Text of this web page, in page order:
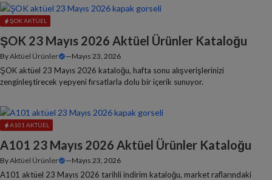
ŞOK AKTÜEL
ŞOK 23 Mayıs 2026 Aktüel Ürünler Kataloğu
ByAktüel Ürünler —Mayıs 23, 2026
ŞOK aktüel 23 Mayıs 2026 kataloğu, hafta sonu alışverişlerinizi
zenginleştirecek yepyeni fırsatlarla dolu bir içerik sunuyor.
A101 AKTÜEL
A101 23 Mayıs 2026 Aktüel Ürünler Kataloğu
ByAktüel Ürünler —Mayıs 23, 2026
A101 aktüel 23 Mayıs 2026 tarihli indirim kataloğu, market raflarındaki